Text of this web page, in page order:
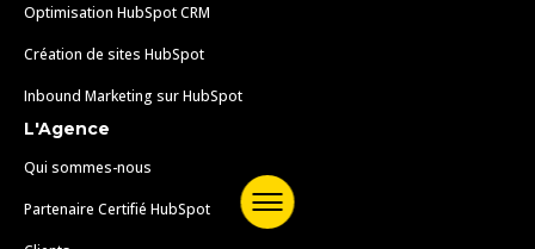
Menu
Optimisation HubSpot CRM
Création de sites HubSpot
Inbound Marketing sur HubSpot
L'Agence
Qui sommes-nous
Partenaire Certifié HubSpot